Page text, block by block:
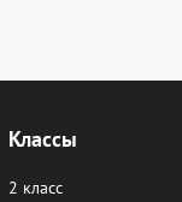
Классы
2 класс